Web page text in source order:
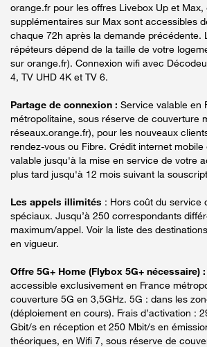
orange.fr pour les offres Livebox Up et
supplémentaires sur Max sont accessibles
chaque 72h après la demande précédente.
répéteurs dépend de la taille de votre
sur orange.fr). Connexion wifi avec
4, TV UHD 4K et TV 6.
Partage de connexion : Service valable en
métropolitaine, sous réserve de couverture
réseaux.orange.fr), pour les nouveaux
rendez-vous ou Fibre. Crédit internet
valable jusqu'à la mise en service de votre
plus tard jusqu'à 12 mois suivant la
Les appels illimités : Hors coût du service
spéciaux. Jusqu’à 250 correspondants
maximum/appel. Voir la liste des
en vigueur.
Offre 5G+ Home (Flybox 5G+ nécessaire) :
accessible exclusivement en France
couverture 5G en 3,5GHz. 5G : dans les
(déploiement en cours). Frais d’activation :
Gbit/s en réception et 250 Mbit/s en
théoriques, en Wifi 7, sous réserve de